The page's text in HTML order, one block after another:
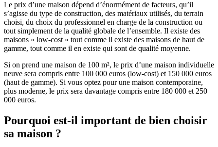
Le prix d’une maison dépend d’énormément de facteurs, qu’il
s’agisse du type de construction, des matériaux utilisés, du terrain
choisi, du choix du professionnel en charge de la construction ou
tout simplement de la qualité globale de l’ensemble. Il existe des
maisons « low-cost » tout comme il existe des maisons de haut de
gamme, tout comme il en existe qui sont de qualité moyenne.
Si on prend une maison de 100 m², le prix d’une maison individuelle
neuve sera compris entre 100 000 euros (low-cost) et 150 000 euros
(haut de gamme). Si vous optez pour une maison contemporaine,
plus moderne, le prix sera davantage compris entre 180 000 et 250
000 euros.
Pourquoi est-il important de bien choisir
sa maison ?